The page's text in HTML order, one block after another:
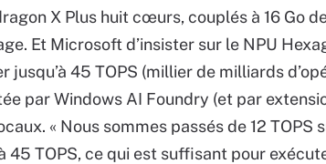
X Plus huit cœurs, couplés à 16 Go
Et Microsoft d’insister sur le NPU
jusqu’à 45 TOPS (millier de milliards
par Windows AI Foundry (et par
« Nous sommes passés de 12
45 TOPS, ce qui est suffisant pour